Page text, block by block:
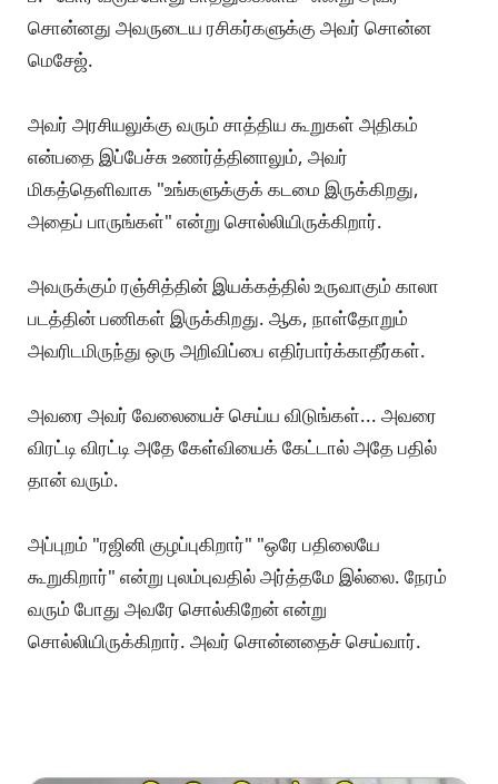
சொன்னது அவருடைய ரசிகர்களுக்கு அவர் சொன்ன
மெசேஜ்.
அவர் அரசியலுக்கு வரும் சாத்திய கூறுகள் அதிகம்
என்பதை இப்பேச்சு உணர்த்தினாலும், அவர்
மிகத்தெளிவாக "உங்களுக்குக் கடமை இருக்கிறது,
அதைப் பாருங்கள்" என்று சொல்லியிருக்கிறார்.
அவருக்கும் ரஞ்சித்தின் இயக்கத்தில் உருவாகும் காலா
படத்தின் பணிகள் இருக்கிறது. ஆக, நாள்தோறும்
அவரிடமிருந்து ஒரு அறிவிப்பை எதிர்பார்க்காதீர்கள்.
அவரை அவர் வேலையைச் செய்ய விடுங்கள்... அவரை
விரட்டி விரட்டி அதே கேள்வியைக் கேட்டால் அதே பதில்
தான் வரும்.
அப்புறம் "ரஜினி குழப்புகிறார்" "ஒரே பதிலையே
கூறுகிறார்" என்று புலம்புவதில் அர்த்தமே இல்லை. நேரம்
வரும் போது அவரே சொல்கிறேன் என்று
சொல்லியிருக்கிறார். அவர் சொன்னதைச் செய்வார்.